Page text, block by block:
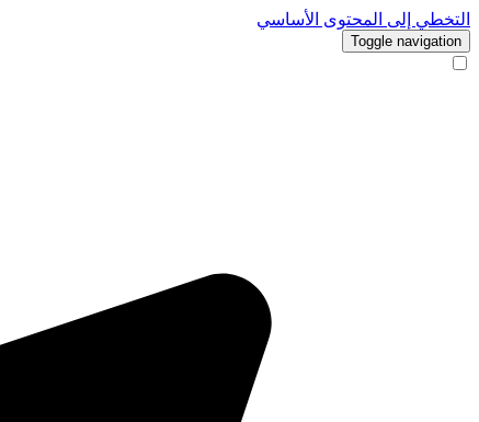
التخطي إلى المحتوى الأساسي
Toggle navigation